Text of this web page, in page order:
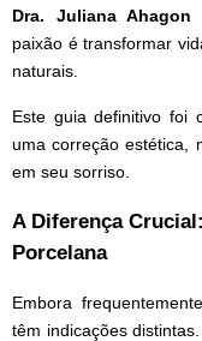
Dra. Juliana Ahagon
paixão é transformar
naturais.
Este guia definitivo foi
uma correção estética,
em seu sorriso.
A Diferença
Porcelana
Embora
têm indicações